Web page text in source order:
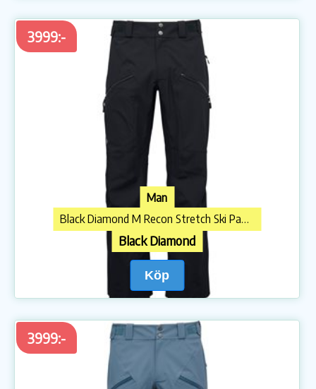
3999:-
Man
Black Diamond M Recon Stretch Ski Pants Black
Black Diamond
Köp
3999:-